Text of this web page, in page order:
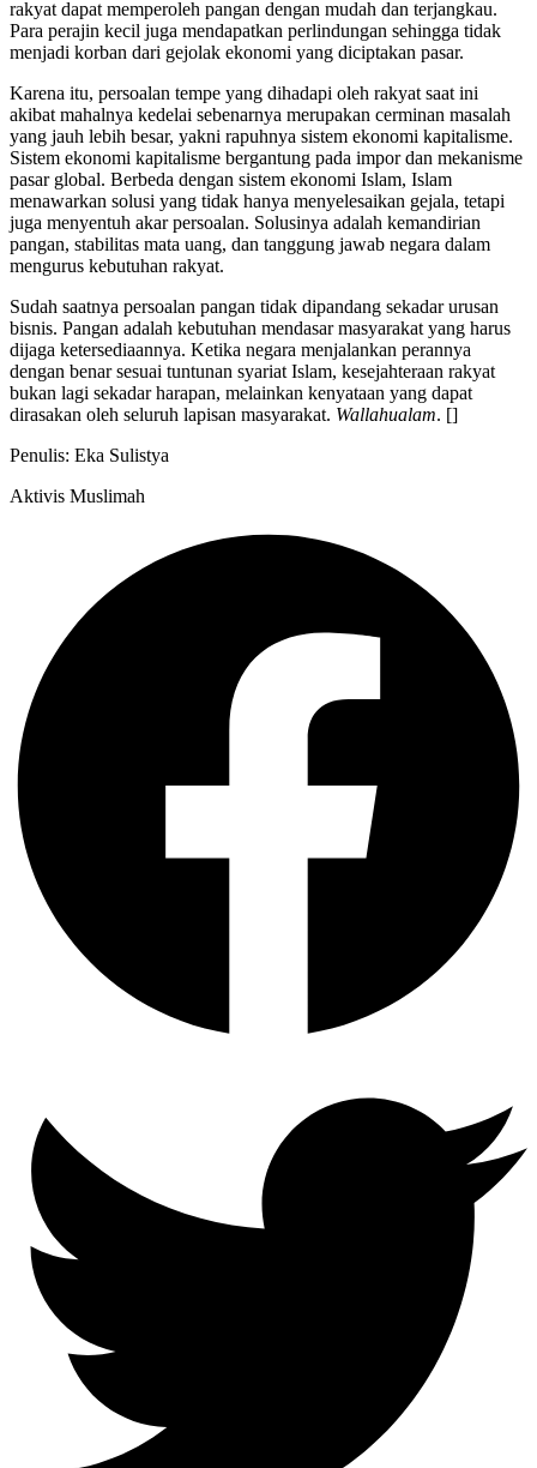
rakyat dapat memperoleh pangan dengan mudah dan terjangkau.
Para perajin kecil juga mendapatkan perlindungan sehingga tidak
menjadi korban dari gejolak ekonomi yang diciptakan pasar.
Karena itu, persoalan tempe yang dihadapi oleh rakyat saat ini
akibat mahalnya kedelai sebenarnya merupakan cerminan masalah
yang jauh lebih besar, yakni rapuhnya sistem ekonomi kapitalisme.
Sistem ekonomi kapitalisme bergantung pada impor dan mekanisme
pasar global. Berbeda dengan sistem ekonomi Islam, Islam
menawarkan solusi yang tidak hanya menyelesaikan gejala, tetapi
juga menyentuh akar persoalan. Solusinya adalah kemandirian
pangan, stabilitas mata uang, dan tanggung jawab negara dalam
mengurus kebutuhan rakyat.
Sudah saatnya persoalan pangan tidak dipandang sekadar urusan
bisnis. Pangan adalah kebutuhan mendasar masyarakat yang harus
dijaga ketersediaannya. Ketika negara menjalankan perannya
dengan benar sesuai tuntunan syariat Islam, kesejahteraan rakyat
bukan lagi sekadar harapan, melainkan kenyataan yang dapat
dirasakan oleh seluruh lapisan masyarakat. Wallahualam. []
Penulis: Eka Sulistya
Aktivis Muslimah